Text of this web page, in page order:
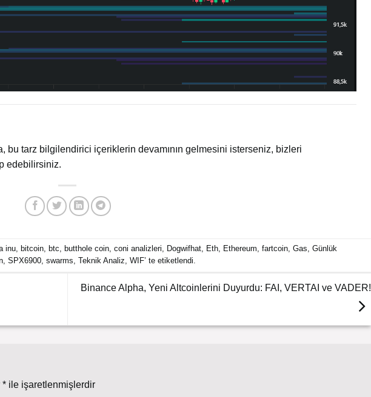
bu tarz bilgilendirici içeriklerin devamının gelmesini isterseniz, bizleri
edebilirsiniz.
inu, bitcoin, btc, butthole coin,coni analizleri, Dogwifhat, Eth, Ethereum,fartcoin,Gas,Günlük
,SPX6900,swarms,Teknik Analiz,WIF’ te etiketlendi.
Binance Alpha, Yeni Altcoinlerini Duyurdu: FAI, VERTAI ve VADER!
* ile işaretlenmişlerdir